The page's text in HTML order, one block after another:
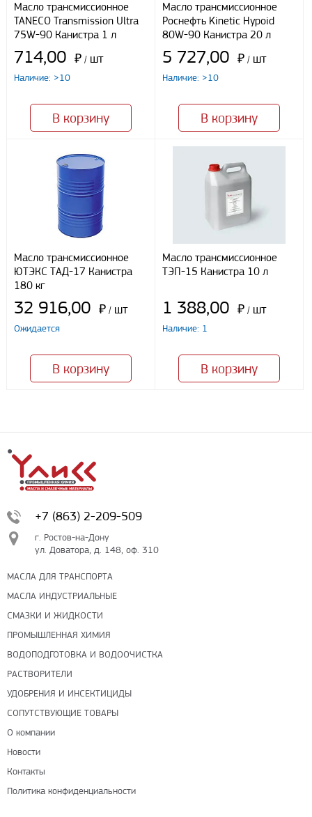
Наличными
При получении груза
Безналичный расчет
персональных данных, в соответствии с федеральным законом от
27.07.2006 N152 ФЗ «О персональных данных», на условиях
целей, определенныхПолитикой конфиденциальности
Отправить
Масло трансмиссионное
TANECO Transmission Ultra
75W-90 Канистра 1 л
714,00 ₽ / шт
Наличие: >10
В корзину
Масло трансмиссионное
Роснефть Kinetic Hypoid
80W-90 Канистра 20 л
5 727,00 ₽ / шт
Наличие: >10
В корзину
Масло трансмиссионное
ЮТЭКС ТАД-17 Канистра
180 кг
32 916,00 ₽ / шт
Ожидается
В корзину
Масло трансмиссионное
ТЭП-15 Канистра 10 л
1 388,00 ₽ / шт
Наличие: 1
В корзину
+7 (863) 2-209-509
г. Ростов-на-Дону
ул. Доватора, д. 148, оф. 310
МАСЛА ДЛЯ ТРАНСПОРТА
МАСЛА ИНДУСТРИАЛЬНЫЕ
СМАЗКИ И ЖИДКОСТИ
ПРОМЫШЛЕННАЯ ХИМИЯ
ВОДОПОДГОТОВКА И ВОДООЧИСТКА
РАСТВОРИТЕЛИ
УДОБРЕНИЯ И ИНСЕКТИЦИДЫ
СОПУТСТВУЮЩИЕ ТОВАРЫ
О компании
Новости
Контакты
Политика конфиденциальности